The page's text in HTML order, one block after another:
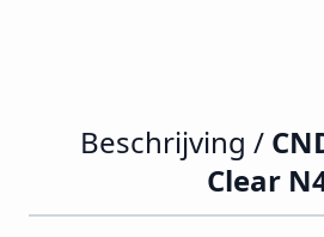
Beschrijving /
Clear